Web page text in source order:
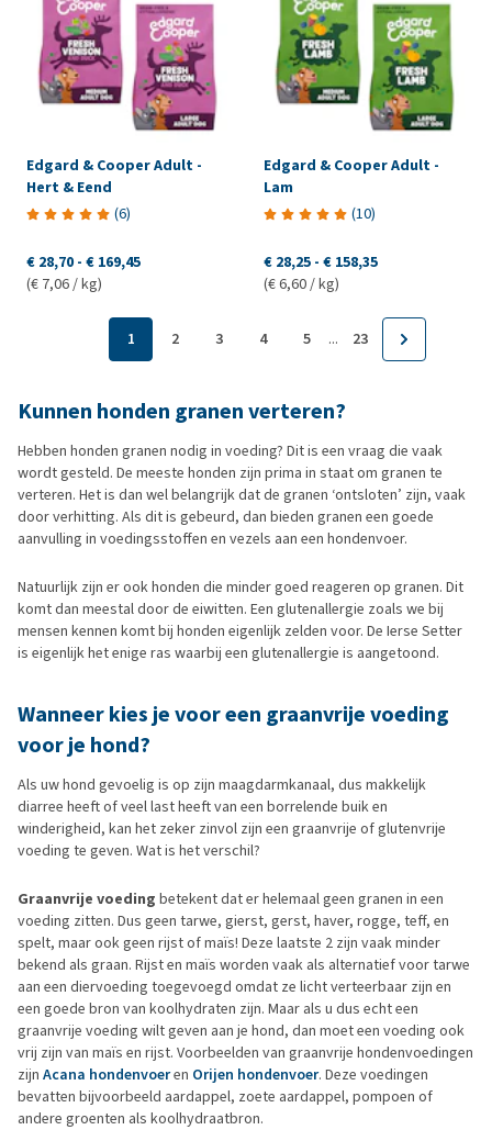
Edgard & Cooper Adult -
Hert & Eend
(6)
€ 28,70 - € 169,45
(€ 7,06 / kg)
Edgard & Cooper Adult -
Lam
(10)
€ 28,25 - € 158,35
(€ 6,60 / kg)
1 2 3 4 5 ... 23
Kunnen honden granen verteren?
Hebben honden granen nodig in voeding? Dit is een vraag die vaak
wordt gesteld. De meeste honden zijn prima in staat om granen te
verteren. Het is dan wel belangrijk dat de granen ‘ontsloten’ zijn, vaak
door verhitting. Als dit is gebeurd, dan bieden granen een goede
aanvulling in voedingsstoffen en vezels aan een hondenvoer.
Natuurlijk zijn er ook honden die minder goed reageren op granen. Dit
komt dan meestal door de eiwitten. Een glutenallergie zoals we bij
mensen kennen komt bij honden eigenlijk zelden voor. De Ierse Setter
is eigenlijk het enige ras waarbij een glutenallergie is aangetoond.
Wanneer kies je voor een graanvrije voeding
voor je hond?
Als uw hond gevoelig is op zijn maagdarmkanaal, dus makkelijk
diarree heeft of veel last heeft van een borrelende buik en
winderigheid, kan het zeker zinvol zijn een graanvrije of glutenvrije
voeding te geven. Wat is het verschil?
Graanvrije voeding betekent dat er helemaal geen granen in een
voeding zitten. Dus geen tarwe, gierst, gerst, haver, rogge, teff, en
spelt, maar ook geen rijst of maïs! Deze laatste 2 zijn vaak minder
bekend als graan. Rijst en maïs worden vaak als alternatief voor tarwe
aan een diervoeding toegevoegd omdat ze licht verteerbaar zijn en
een goede bron van koolhydraten zijn. Maar als u dus echt een
graanvrije voeding wilt geven aan je hond, dan moet een voeding ook
vrij zijn van maïs en rijst. Voorbeelden van graanvrije hondenvoedingen
zijn Acana hondenvoeren Orijen hondenvoer. Deze voedingen
bevatten bijvoorbeeld aardappel, zoete aardappel, pompoen of
andere groenten als koolhydraatbron.